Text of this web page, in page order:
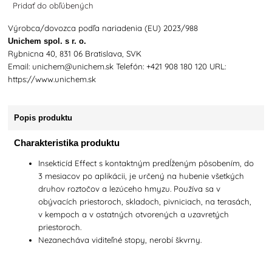
Pridať do obľúbených
Výrobca/dovozca podľa nariadenia (EU) 2023/988
Unichem spol. s r. o.
Rybnicna 40, 831 06 Bratislava, SVK
Email: unichem@unichem.sk Telefón: +421 908 180 120 URL:
https://www.unichem.sk
Popis produktu
Charakteristika produktu
Insekticíd Effect s kontaktným predĺženým pôsobením, do
3 mesiacov po aplikácii, je určený na hubenie všetkých
druhov roztočov a lezúceho hmyzu. Používa sa v
obývacích priestoroch, skladoch, pivniciach, na terasách,
v kempoch a v ostatných otvorených a uzavretých
priestoroch.
Nezanecháva viditeľné stopy, nerobí škvrny.